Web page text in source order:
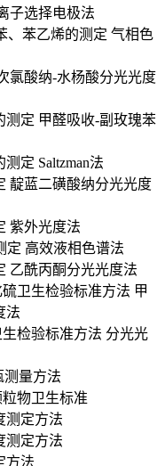
子选择电极法
苯乙烯的测定 气相色
酸纳-水杨酸分光光度
定 甲醛吸收-副玫瑰苯
定 Saltzman法
蓝二磺酸纳分光光度
紫外光度法
高效液相色谱法
酰丙酮分光光度法
卫生检验标准方法 甲
法
检验标准方法 分光光
量方法
物卫生标准
定方法
定方法
方法